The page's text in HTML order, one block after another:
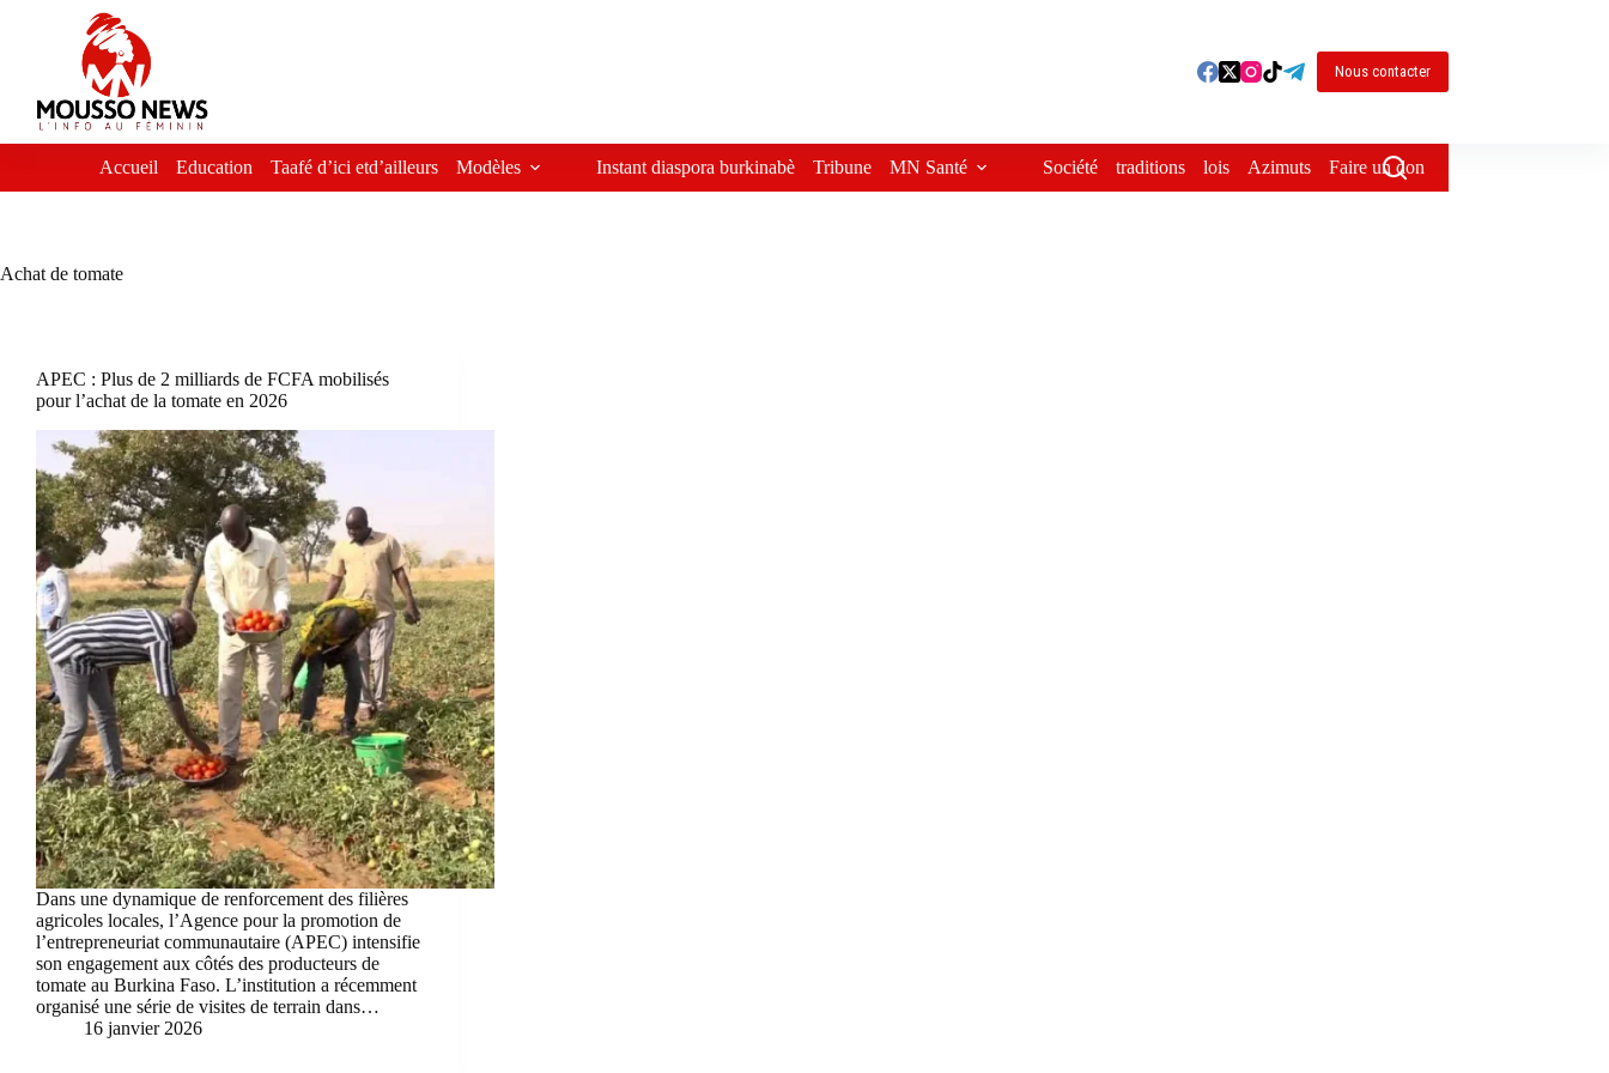
Nous contacter
Accueil Education Taafé d’ici etd’ailleurs Modèles Instant diaspora burkinabè Tribune MN Santé Société traditions lois Azimuts Faire un don
Achat de tomate
APEC : Plus de 2 milliards de FCFA mobilisés
pour l’achat de la tomate en 2026
Dans une dynamique de renforcement des filières
agricoles locales, l’Agence pour la promotion de
l’entrepreneuriat communautaire (APEC) intensifie
son engagement aux côtés des producteurs de
tomate au Burkina Faso. L’institution a récemment
organisé une série de visites de terrain dans…
16 janvier 2026